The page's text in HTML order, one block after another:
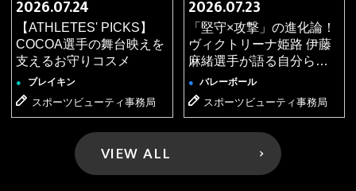
【第3弾】KOSÉ 8ROCKS「America's Got Talent」で
のオフショットを公開！
2026.06.15 ● ブレイキン
【第2弾】KOSÉ 8ROCKS「America's Got Talent」で
のオフショットを公開！
2026.06.12
【第1弾】KOSÉ 8ROCKS「America's Got Talent」で
VIEW ALL
2026.07.24
【ATHLETES' PICKS】
COCOA選手の舞台映えを
支えるお守りコスメ
● ブレイキン
スポーツビューティ事務局
2026.07.23
「堅守×攻撃」の進化論！
ヴィクトリーナ姫路 伊藤
麻緒選手が語る自分らし
いリフレッシュ法
● バレーボール
スポーツビューティ事務局